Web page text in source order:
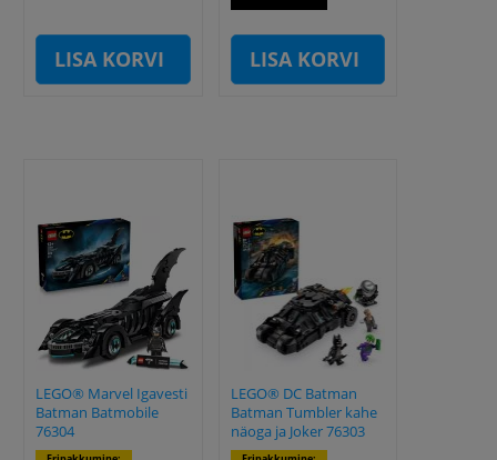
LISA KORVI LISA KORVI
LEGO® Marvel Igavesti
Batman Batmobile
76304
LEGO® DC Batman
Batman Tumbler kahe
näoga ja Joker 76303